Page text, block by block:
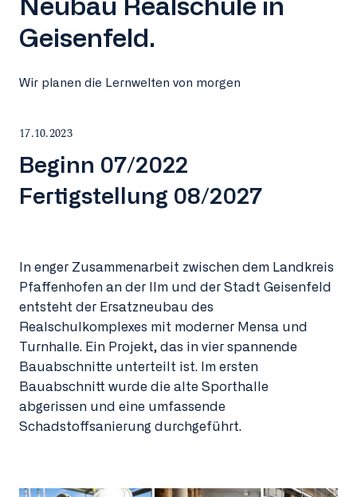
Neubau Realschule in
Geisenfeld.
Wir planen die Lernwelten von morgen
17.10.2023
Beginn 07/2022
Fertigstellung 08/2027
In enger Zusammenarbeit zwischen dem Landkreis
Pfaffenhofen an der Ilm und der Stadt Geisenfeld
entsteht der Ersatzneubau des
Realschulkomplexes mit moderner Mensa und
Turnhalle. Ein Projekt, das in vier spannende
Bauabschnitte unterteilt ist. Im ersten
Bauabschnitt wurde die alte Sporthalle
abgerissen und eine umfassende
Schadstoffsanierung durchgeführt.